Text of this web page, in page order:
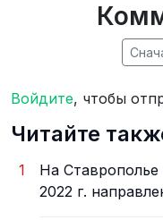
Войдите, чтобы
Читайте
1
На
2022 г.